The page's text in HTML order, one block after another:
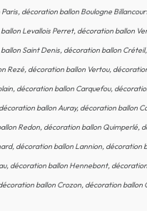
décoration ballon Boulogne
Levallois Perret, décoration ballon
Saint Denis, décoration ballon
Rezé, décoration ballon Vertou,
décoration ballon Carquefou,
ballon Auray, décoration ballon
Redon, décoration ballon Quimperlé,
décoration ballon Lannion, décoration
décoration ballon Hennebont,
ballon Crozon, décoration ballon